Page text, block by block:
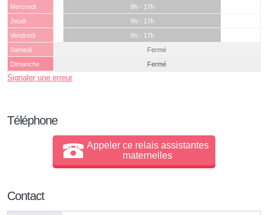
Mercredi
9h - 17h
Jeudi
9h - 17h
Vendredi
9h - 17h
Samedi
Fermé
Dimanche
Fermé
Signaler une erreur
Téléphone
Appeler ce relais assistantes
maternelles
Contact